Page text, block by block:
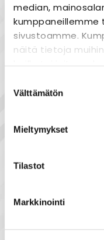
median,
sivustoamme.
näitä tietoja
heille tai joita on
valinta
Välttämätön
Mieltymykset
Tilastot
Markkinointi
Tuotekuvaus
Glamox A40 |
sulavalinjainen
Asennettuna
pistorasia.
2816 lumen
4000K